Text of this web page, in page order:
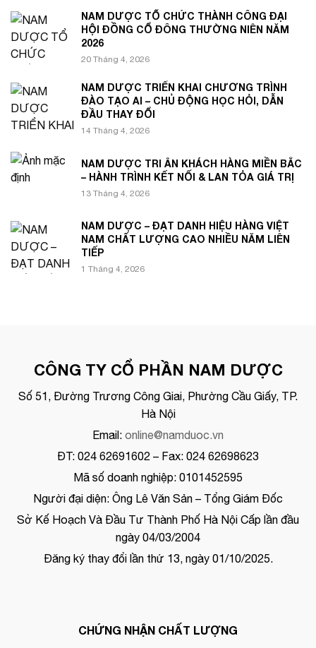
NAM DƯỢC TỔ CHỨC THÀNH CÔNG ĐẠI
HỘI ĐỒNG CỔ ĐÔNG THƯỜNG NIÊN NĂM
2026
20 Tháng 4, 2026
NAM DƯỢC TRIỂN KHAI CHƯƠNG TRÌNH
ĐÀO TẠO AI – CHỦ ĐỘNG HỌC HỎI, DẪN
ĐẦU THAY ĐỔI
14 Tháng 4, 2026
NAM DƯỢC TRI ÂN KHÁCH HÀNG MIỀN BẮC
– HÀNH TRÌNH KẾT NỐI & LAN TỎA GIÁ TRỊ
13 Tháng 4, 2026
NAM DƯỢC – ĐẠT DANH HIỆU HÀNG VIỆT
NAM CHẤT LƯỢNG CAO NHIỀU NĂM LIÊN
TIẾP
1 Tháng 4, 2026
CÔNG TY CỔ PHẦN NAM DƯỢC
Số 51, Đường Trương Công Giai, Phường Cầu Giấy, TP.
Hà Nội
Email: online@namduoc.vn
ĐT: 024 62691602 – Fax: 024 62698623
Mã số doanh nghiệp: 0101452595
Người đại diện: Ông Lê Văn Sản – Tổng Giám Đốc
Sở Kế Hoạch Và Đầu Tư Thành Phố Hà Nội Cấp lần đầu
ngày 04/03/2004
Đăng ký thay đổi lần thứ 13, ngày 01/10/2025.
CHỨNG NHẬN CHẤT LƯỢNG